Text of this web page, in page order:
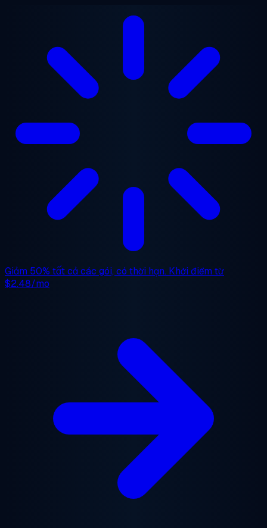
Giảm 50% tất cả các gói, có thời hạn. Khởi điểm từ
$2.48/mo